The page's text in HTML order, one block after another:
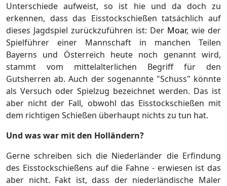
Unterschiede aufweist, so ist hie und da doch zu
erkennen, dass das Eisstockschießen tatsächlich auf
dieses Jagdspiel zurückzuführen ist: Der Moar, wie der
Spielführer einer Mannschaft in manchen Teilen
Bayerns und Österreich heute noch genannt wird,
stammt vom mittelalterlichen Begriff für den
Gutsherren ab. Auch der sogenannte "Schuss" könnte
als Versuch oder Spielzug bezeichnet werden. Das ist
aber nicht der Fall, obwohl das Eisstockschießen mit
dem richtigen Schießen überhaupt nichts zu tun hat.
Und was war mit den Holländern?
Gerne schreiben sich die Niederländer die Erfindung
des Eisstockschießens auf die Fahne - erwiesen ist das
aber nicht. Fakt ist, dass der niederländische Maler